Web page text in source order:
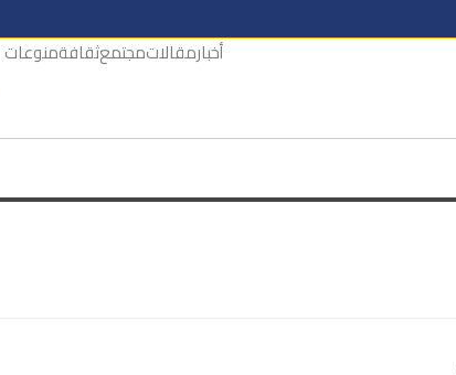
أخبارمقالاتمجتمعثقافةمنوعات